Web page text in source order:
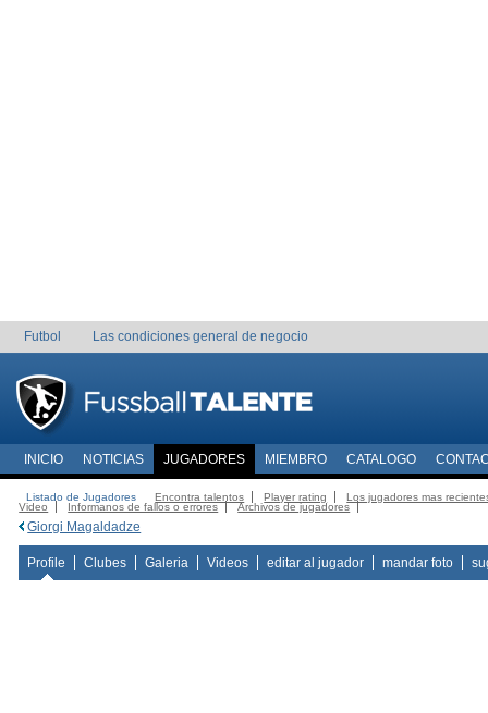
Futbol Las condiciones general de negocio
INICIO NOTICIAS JUGADORES MIEMBRO CATALOGO
Listado de Jugadores Encontra talentos Player rating
Los jugadores mas
Video
Informanos de fallos o errores Archivos de jugadores
Giorgi Magaldadze
Profile Clubes Galeria Videos editar al jugador mandar foto